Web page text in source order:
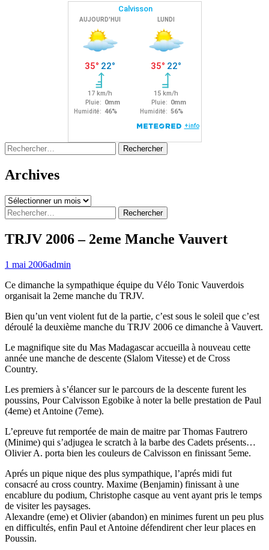
Rechercher :
Archives
Archives
Rechercher :
TRJV 2006 – 2eme Manche Vauvert
1 mai 2006admin
Ce dimanche la sympathique équipe du Vélo Tonic Vauverdois
organisait la 2eme manche du TRJV.
Bien qu’un vent violent fut de la partie, c’est sous le soleil que c’est
déroulé la deuxième manche du TRJV 2006 ce dimanche à Vauvert.
Le magnifique site du Mas Madagascar accueilla à nouveau cette
année une manche de descente (Slalom Vitesse) et de Cross
Country.
Les premiers à s’élancer sur le parcours de la descente furent les
poussins, Pour Calvisson Egobike à noter la belle prestation de Paul
(4eme) et Antoine (7eme).
L’epreuve fut remportée de main de maitre par Thomas Fautrero
(Minime) qui s’adjugea le scratch à la barbe des Cadets présents…
Olivier A. porta bien les couleurs de Calvisson en finissant 5eme.
Aprés un pique nique des plus sympathique, l’aprés midi fut
consacré au cross country. Maxime (Benjamin) finissant à une
encablure du podium, Christophe casque au vent ayant pris le temps
de visiter les paysages.
Alexandre (eme) et Olivier (abandon) en minimes furent un peu plus
en difficultés, enfin Paul et Antoine défendirent cher leur places en
Poussin.